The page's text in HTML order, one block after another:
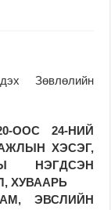
Зөвлөлийн
ООС 24-НИЙ
ХЭСЭГ,
НЭГДСЭН
ХУВААРЬ
ЭВСЛИЙН